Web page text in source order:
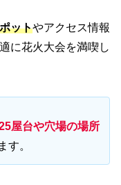
ットやアクセス情報
に花火大会を満喫し
屋台や穴場の場所
す。